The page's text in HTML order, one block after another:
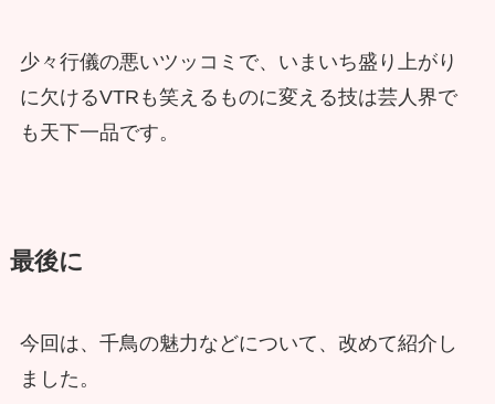
少々行儀の悪いツッコミで、いまいち盛り上がり
に欠けるVTRも笑えるものに変える技は芸人界で
も天下一品です。
最後に
今回は、千鳥の魅力などについて、改めて紹介し
ました。